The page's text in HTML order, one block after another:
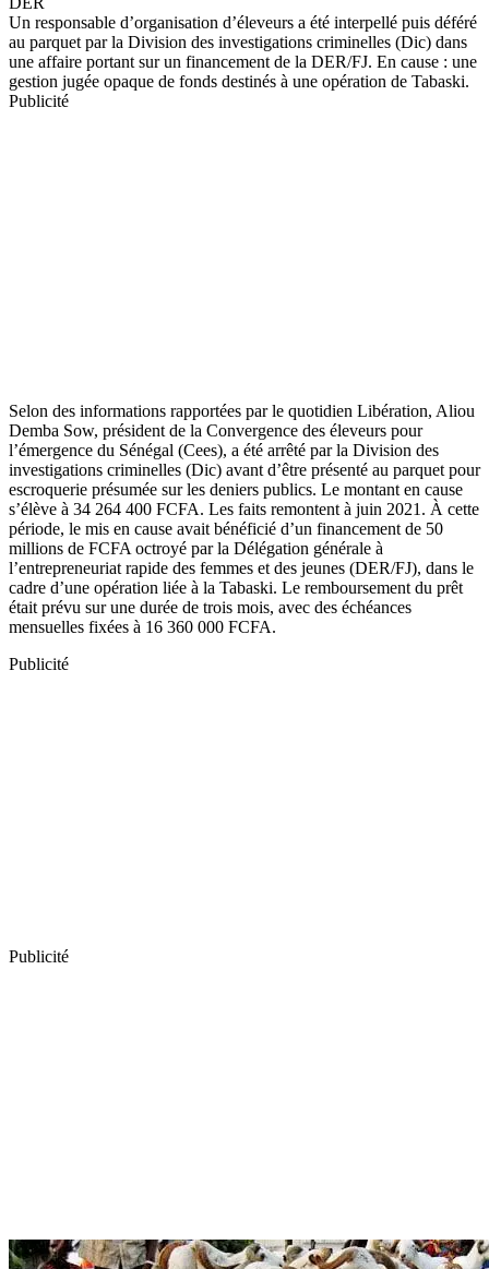
Un responsable d’organisation d’éleveurs a été interpellé puis déféré
au parquet par la Division des investigations criminelles (Dic) dans
une affaire portant sur un financement de la DER/FJ. En cause : une
gestion jugée opaque de fonds destinés à une opération de Tabaski.
Publicité
Selon des informations rapportées par le quotidien Libération, Aliou
Demba Sow, président de la Convergence des éleveurs pour
l’émergence du Sénégal (Cees), a été arrêté par la Division des
investigations criminelles (Dic) avant d’être présenté au parquet pour
escroquerie présumée sur les deniers publics. Le montant en cause
s’élève à 34 264 400 FCFA. Les faits remontent à juin 2021. À cette
période, le mis en cause avait bénéficié d’un financement de 50
millions de FCFA octroyé par la Délégation générale à
l’entrepreneuriat rapide des femmes et des jeunes (DER/FJ), dans le
cadre d’une opération liée à la Tabaski. Le remboursement du prêt
était prévu sur une durée de trois mois, avec des échéances
mensuelles fixées à 16 360 000 FCFA.
Publicité
Publicité